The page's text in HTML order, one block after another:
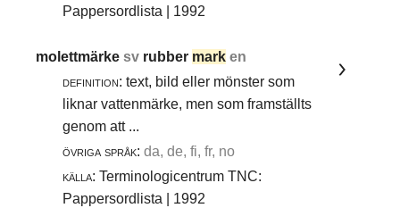
Pappersordlista | 1992
molettmärkesv rubber mark en
definition: text, bild eller mönster som
liknar vattenmärke, men som framställts
genom att ...
övriga språk: da, de, fi, fr, no
källa: Terminologicentrum TNC:
Pappersordlista | 1992